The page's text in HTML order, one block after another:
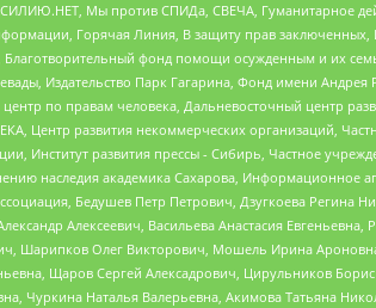
Мы против СПИДа, СВЕЧА, Гуманитарное
Горячая Линия, В защиту прав
фонд помощи осужденным и их
Издательство Парк Гагарина, Фонд имени
центр по правам человека, Дальневосточный центр
развития некоммерческих организаций,
Институт развития прессы - Сибирь, Частное
наследия академика Сахарова,
Бедушев Петр Петрович, Дзугкоева
Алексеевич, Васильева Анастасия
Шарипков Олег Викторович, Мошель Ирина
Щаров Сергей Алексадрович, Цирульников
Чуркина Наталья Валерьевна, Акимова Татьяна